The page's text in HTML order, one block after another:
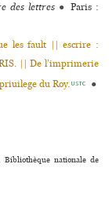
des lettres ● Paris :
les fault || escrire :
|| De l’imprimerie
du Roy. USTC ●
Bibliothèque nationale de